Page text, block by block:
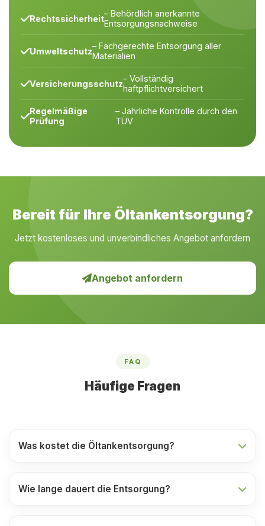
Rechtssicherheit– Behördlich anerkannte
Entsorgungsnachweise
Umweltschutz– Fachgerechte Entsorgung aller
Materialien
Versicherungsschutz– Vollständig
haftpflichtversichert
Regelmäßige
Prüfung
– Jährliche Kontrolle durch den
TÜV
Bereit für Ihre Öltankentsorgung?
Jetzt kostenloses und unverbindliches Angebot anfordern
Angebot anfordern
FAQ
Häufige Fragen
Was kostet die Öltankentsorgung?
Wie lange dauert die Entsorgung?